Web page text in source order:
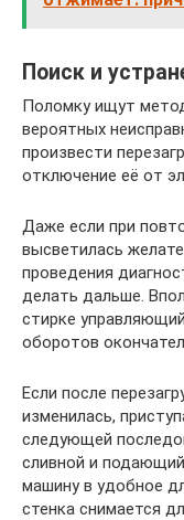
Поиск и
Поломку ищут
вероятных
произвести
отключение её от
Даже если при
высветилась
проведения
делать дальше.
стирке
оборотов
Если после
изменилась,
следующей
сливной и
машину в удобное
стенка снимается